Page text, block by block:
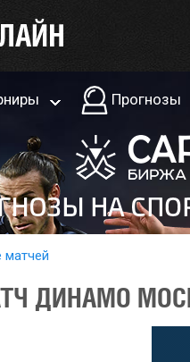
Прогнозы
матчей
ДИНАМО